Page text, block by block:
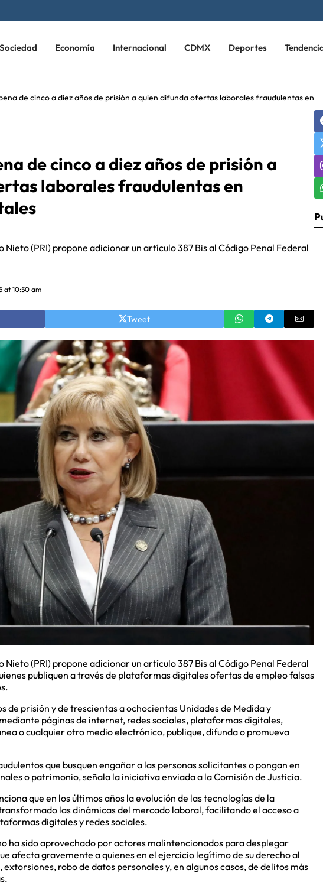
Sociedad Economía Internacional CDMX Deportes
de cinco a diez años de prisión a quien difunda ofertas laborales fraudulentas en
de cinco a diez años de prisión a
laborales fraudulentas en
Nieto (PRI) propone adicionar un artículo 387 Bis al Código Penal Federal
at 10:50 am
Tweet
Nieto (PRI) propone adicionar un artículo 387 Bis al Código Penal Federal
publiquen a través de plataformas digitales ofertas de empleo falsas
de prisión y de trescientas a ochocientas Unidades de Medida y
páginas de internet, redes sociales, plataformas digitales,
o cualquier otro medio electrónico, publique, difunda o promueva
que busquen engañar a las personas solicitantes o pongan en
o patrimonio, señala la iniciativa enviada a la Comisión de Justicia.
que en los últimos años la evolución de las tecnologías de la
las dinámicas del mercado laboral, facilitando el acceso a
digitales y redes sociales.
ha sido aprovechado por actores malintencionados para desplegar
afecta gravemente a quienes en el ejercicio legítimo de su derecho al
robo de datos personales y, en algunos casos, de delitos más